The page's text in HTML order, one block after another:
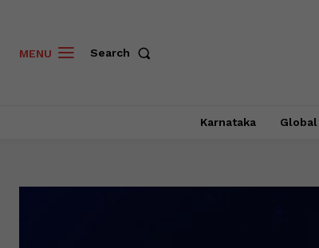
MENU Search
Karnataka Global